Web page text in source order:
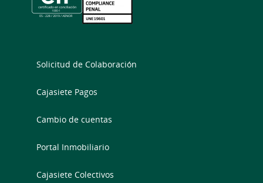
Solicitud de Colaboración
Cajasiete Pagos
Cambio de cuentas
Portal Inmobiliario
Cajasiete Colectivos